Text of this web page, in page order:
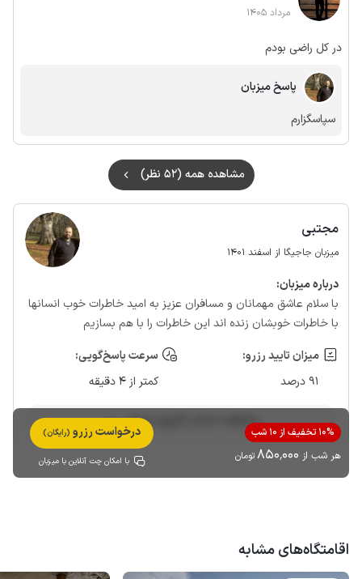
مرداد 1405
در کل راضی بودم
پاسخ میزبان
سپاسگزارم
مشاهده همه (52 نظر)
مجتبی
میزبان جاجیگا از اسفند 1401
درباره‌ میزبان:
با سلام عاشق مهمانان و مسافران عزیز به امید خاطرات خوب انسانها
با خاطرات خوبشان زنده اند این خاطرات را با هم بسازیم
میزان تایید رزرو:
91 درصد
سرعت پاسخ‌گویی:
کمتر از 4 دقیقه
مشاهده حساب کاربری میزبان
10% تخفیف از 10 شب
هر شب از 850٬000تومان
درخواست رزرو (رایگان)
با امکان چت آنلاین با میزبان
اقامتگاه‌های مشابه